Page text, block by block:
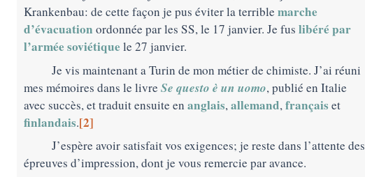
Krankenbau: de cette façon je pus éviter la terrible marche
d’évacuation ordonnée par les SS, le 17 janvier. Je fus libéré par
l’armée soviétique le 27 janvier.
Je vis maintenant a Turin de mon métier de chimiste. J’ai réuni
mes mémoires dans le livre Se questo è un uomo, publié en Italie
avec succès, et traduit ensuite en anglais,allemand,français et
finlandais.[2]
J’espère avoir satisfait vos exigences; je reste dans l’attente des
épreuves d’impression, dont je vous remercie par avance.